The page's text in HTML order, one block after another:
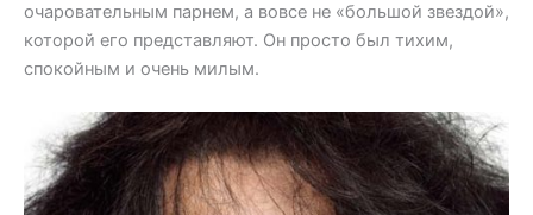
очаровательным парнем, а вовсе не «большой звездой»,
которой его представляют. Он просто был тихим,
спокойным и очень милым.